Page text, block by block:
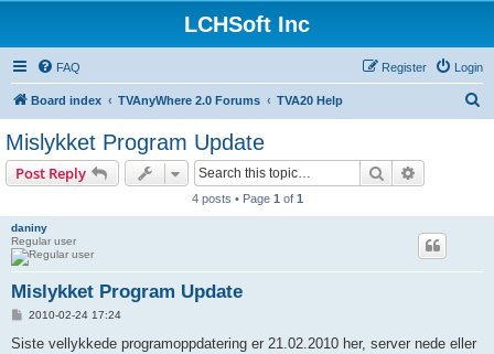
LCHSoft Inc
FAQ Login
Register
Board index TVAnyWhere 2.0 Forums TVA20 Help
Mislykket Program Update
Post Reply Search
4 posts • Page 1 of 1
daniny
Regular user
Mislykket Program Update
P
s
2010-02-24 17:24
Siste vellykkede programoppdatering er 21.02.2010 her, server nede eller